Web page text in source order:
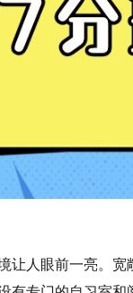
让人眼前一亮。